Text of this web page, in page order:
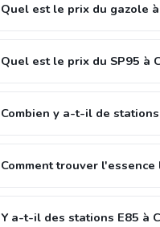
Quel est le prix du gazole
Quel est le prix du SP95 à
Combien y a-t-il de
Comment trouver
Y a-t-il des stations E85 à